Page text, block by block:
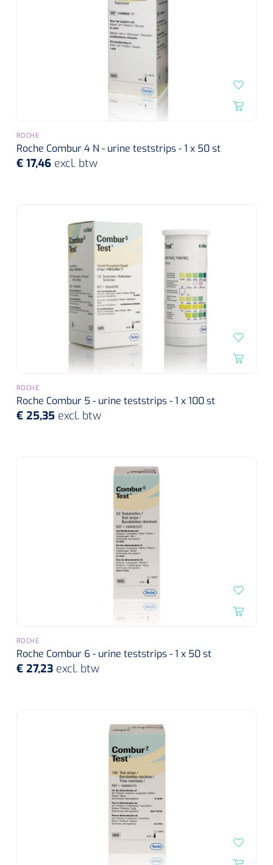
ROCHE
Roche Combur 4 N - urine teststrips - 1 x 50 st
€ 17,46 excl. btw
ROCHE
Roche Combur 5 - urine teststrips - 1 x 100 st
€ 25,35 excl. btw
ROCHE
Roche Combur 6 - urine teststrips - 1 x 50 st
€ 27,23 excl. btw